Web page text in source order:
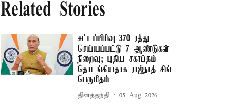
Related Stories
சட்டப்பிரிவு 370 ரத்து
செய்யப்பட்டு 7 ஆண்டுகள்
நிறைவு; புதிய சகாப்தம்
தொடங்கியதாக ராஜ்நாத் சிங்
பெருமிதம்
தினத்தந்தி 05 Aug 2026